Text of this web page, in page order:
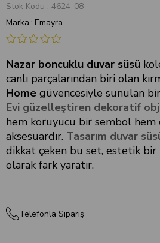
Stok Kodu
4624-08
Marka : Emayra
Nazar boncuklu duvar süsü
canlı parçalarından biri olan
Home güvencesiyle sunulan bir
Evi güzelleştiren dekoratif
hem koruyucu bir sembol hem
aksesuardır. Tasarım duvar
dikkat çeken bu set, estetik bir
olarak fark yaratır.
Telefonla Sipariş